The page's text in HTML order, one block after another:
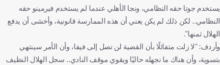
يستخدم جوتا حقه النظامي، ونجا الأهلي عندما لم يستخدم فيرمينو حقه
النظامي.. لكن ذلك لم يكن يعني أن هذه الممارسة قانونية، وأخشى أن يدفع
الهلال ثمنها".
وأردف: "لا زلت متفائلًا بأن القضية لن تصل إلى فيفا، وأن الأمر سينتهي
بتسوية، وأن هناك ما نجهله حاليًا ويقوي موقف النادي.. سجل الهلال النظيف